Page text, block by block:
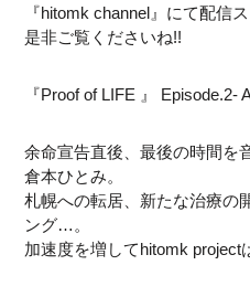
『hitomk channel』にて配信
是非ご覧くださいね!!
『Proof of LIFE 』 Episode.2-
余命宣告直後、最後の時間を
倉本ひとみ。
札幌への転居、新たな治療の
ング…。
加速度を増してhitomk project